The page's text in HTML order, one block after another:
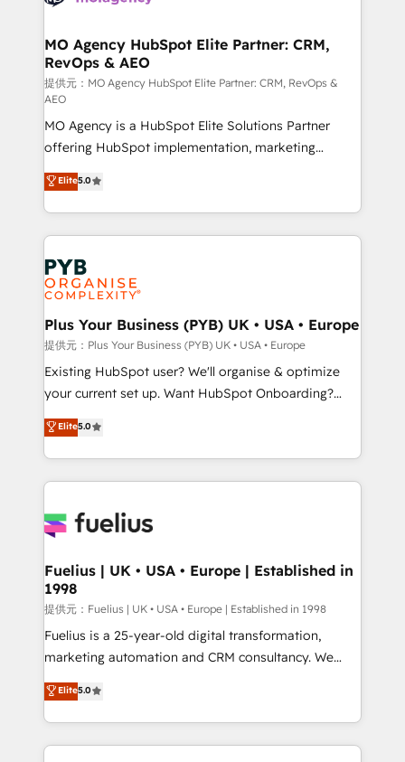
architectures that accelerate revenue operations and
performance. - Multi-object CRM migration, cleanup,
and implementation. - Pre-built and custom
integrations across your full tech stack. - Custom
object setup, CMS builds, and full-funnel automation.
- Dashboards, lifecycle campaigns, and lead
nurturing sequences. - Cross-hub setup across
Marketing, Sales, Operations, and Service Hubs. -
Ongoing optimization, managed support, and
scalable retainers. Let’s make HubSpot your most
powerful growth engine. Built to convert, scale, and
drive results.
MO Agency HubSpot Elite Partner: CRM,
RevOps & AEO
提供元：MO Agency HubSpot Elite Partner: CRM, RevOps &
AEO
MO Agency is a HubSpot Elite Solutions Partner
offering HubSpot implementation, marketing
automation, CRM and RevOps consulting, data
architecture, sales enablement, lifecycle automation,
lead scoring and revenue reporting. HubSpot,
Salesforce and integrated enterprise stacks. Digital
Marketing, Answer Engine Optimisation, and
Generative Engine Optimisation (AI Search),
HubSpot Content Hub, WordPress development,
B2B SEO, paid media, and content. We work with
enterprise and growth-led companies across
technology, professional services, financial services
and industrial sectors. Offices in Johannesburg, Cape
implementations delivered. AI visibility coverage
across ChatGPT, Claude, Perplexity, Gemini and
Innovation HubSpot Impact Award - Platform
Migration Excellence HubSpot Impact Award -
professionals.
Elite5.0
Plus Your Business (PYB) UK • USA • Europe
提供元：Plus Your Business (PYB) UK • USA • Europe
Existing HubSpot user? We'll organise & optimize
your current set up. Want HubSpot Onboarding?
We'll customise your CRM & automate your business
processes. Welcome to our Profile! We can help
with... • CRM implementation, reports & workflows,
and team training • CRM migration: Salesforce,
Custom API integrations A little about us... • Boutique
for Sales Hub, Marketing Hub, Service Hub, Data
Hub and Website (CMS) • ISO/IEC 27001:2022, ISO
9001:2015 and now... ISO 42001: 2023 certified •
Exclusive AI 'GuardHub' governance framework,
based on ISO 42001 - helping you 'organise
👈 '𝗖𝗼𝗻𝘁𝗮𝗰𝘁 𝗯𝘂𝘀𝗶𝗻𝗲𝘀𝘀' button to get in touch
(𝘸𝘦'𝘳𝘦 𝘴𝘶𝘱𝘦𝘳 𝘳𝘦𝘴𝘱𝘰𝘯𝘴𝘪𝘷𝘦)
Elite5.0
Fuelius | UK • USA • Europe | Established in
1998
提供元：Fuelius | UK • USA • Europe | Established in 1998
Fuelius is a 25-year-old digital transformation,
marketing automation and CRM consultancy. We
enable mid-market and enterprise clients to
maximise their return from digital and fuel their
growth. We modernise platforms, streamline
operations that are causing inefficiencies, improve
Elite5.0